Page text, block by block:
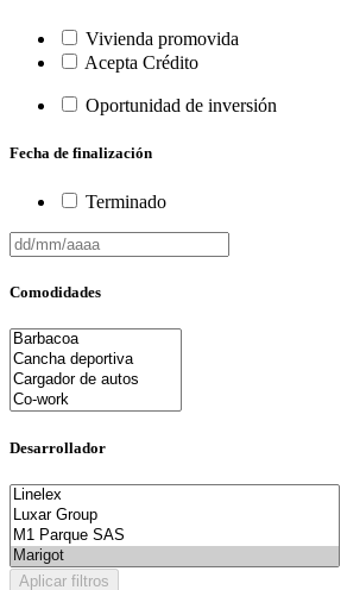
Vivienda promovida
Acepta Crédito
Oportunidad de inversión
Fecha de finalización
Terminado
Comodidades
Desarrollador
Aplicar filtros